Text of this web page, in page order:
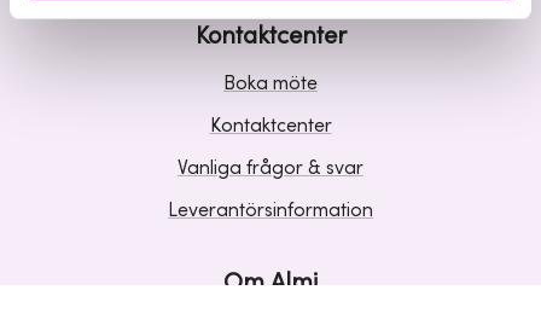
Kontaktcenter
Boka möte
Kontaktcenter
Vanliga frågor & svar
Leverantörsinformation
Om Almi